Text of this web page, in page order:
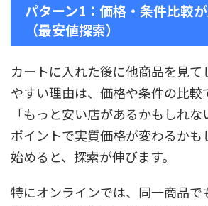
パターン1：価格・条件比較
（最安値探索）
カートに入れた後に他商品を見て
やすい理由は、価格や条件の比較
「もっと安い店があるかもしれ
ポイントで実質価格が変わるかも
始めると、探索が伸びます。
特にオンラインでは、同一商品で